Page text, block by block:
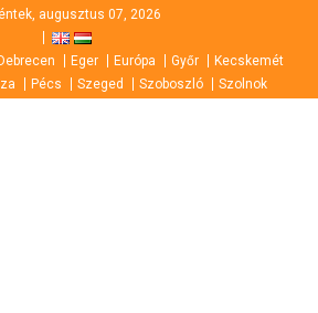
augusztus 07, 2026
Debrecen Eger Európa Győr
Kecskemét
Pécs Szeged Szoboszló Szolnok